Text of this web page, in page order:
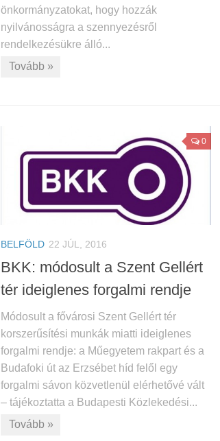
önkormányzatokat, hogy hozzák
nyilvánosságra a szennyezésről
rendelkezésükre álló...
Tovább »
0
BELFÖLD 22 JÚL, 2016
BKK: módosult a Szent Gellért
tér ideiglenes forgalmi rendje
Módosult a fővárosi Szent Gellért tér
korszerűsítési munkák miatti ideiglenes
forgalmi rendje: a Műegyetem rakpart és a
Budafoki út az Erzsébet híd felől egy
forgalmi sávon közvetlenül elérhetővé vált
– tájékoztatta a Budapesti Közlekedési...
Tovább »